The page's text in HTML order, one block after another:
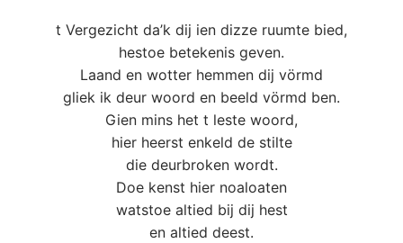
t Vergezicht da’k dij ien dizze ruumte bied,
hestoe betekenis geven.
Laand en wotter hemmen dij vörmd
gliek ik deur woord en beeld vörmd ben.
Gien mins het t leste woord,
hier heerst enkeld de stilte
die deurbroken wordt.
Doe kenst hier noaloaten
watstoe altied bij dij hest
en altied deest.